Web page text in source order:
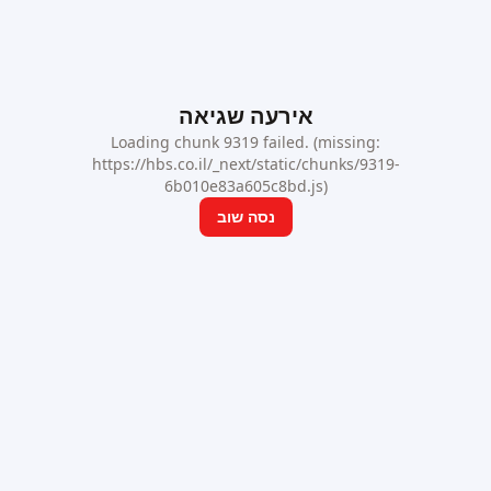
אירעה שגיאה
Loading chunk 9319 failed. (missing:
https://hbs.co.il/_next/static/chunks/9319-
6b010e83a605c8bd.js)